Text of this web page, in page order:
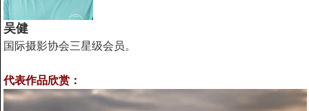
吴健
国际摄影协会三星级会员。
代表作品欣赏：